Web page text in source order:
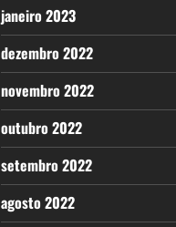
janeiro 2023
dezembro 2022
novembro 2022
outubro 2022
setembro 2022
agosto 2022